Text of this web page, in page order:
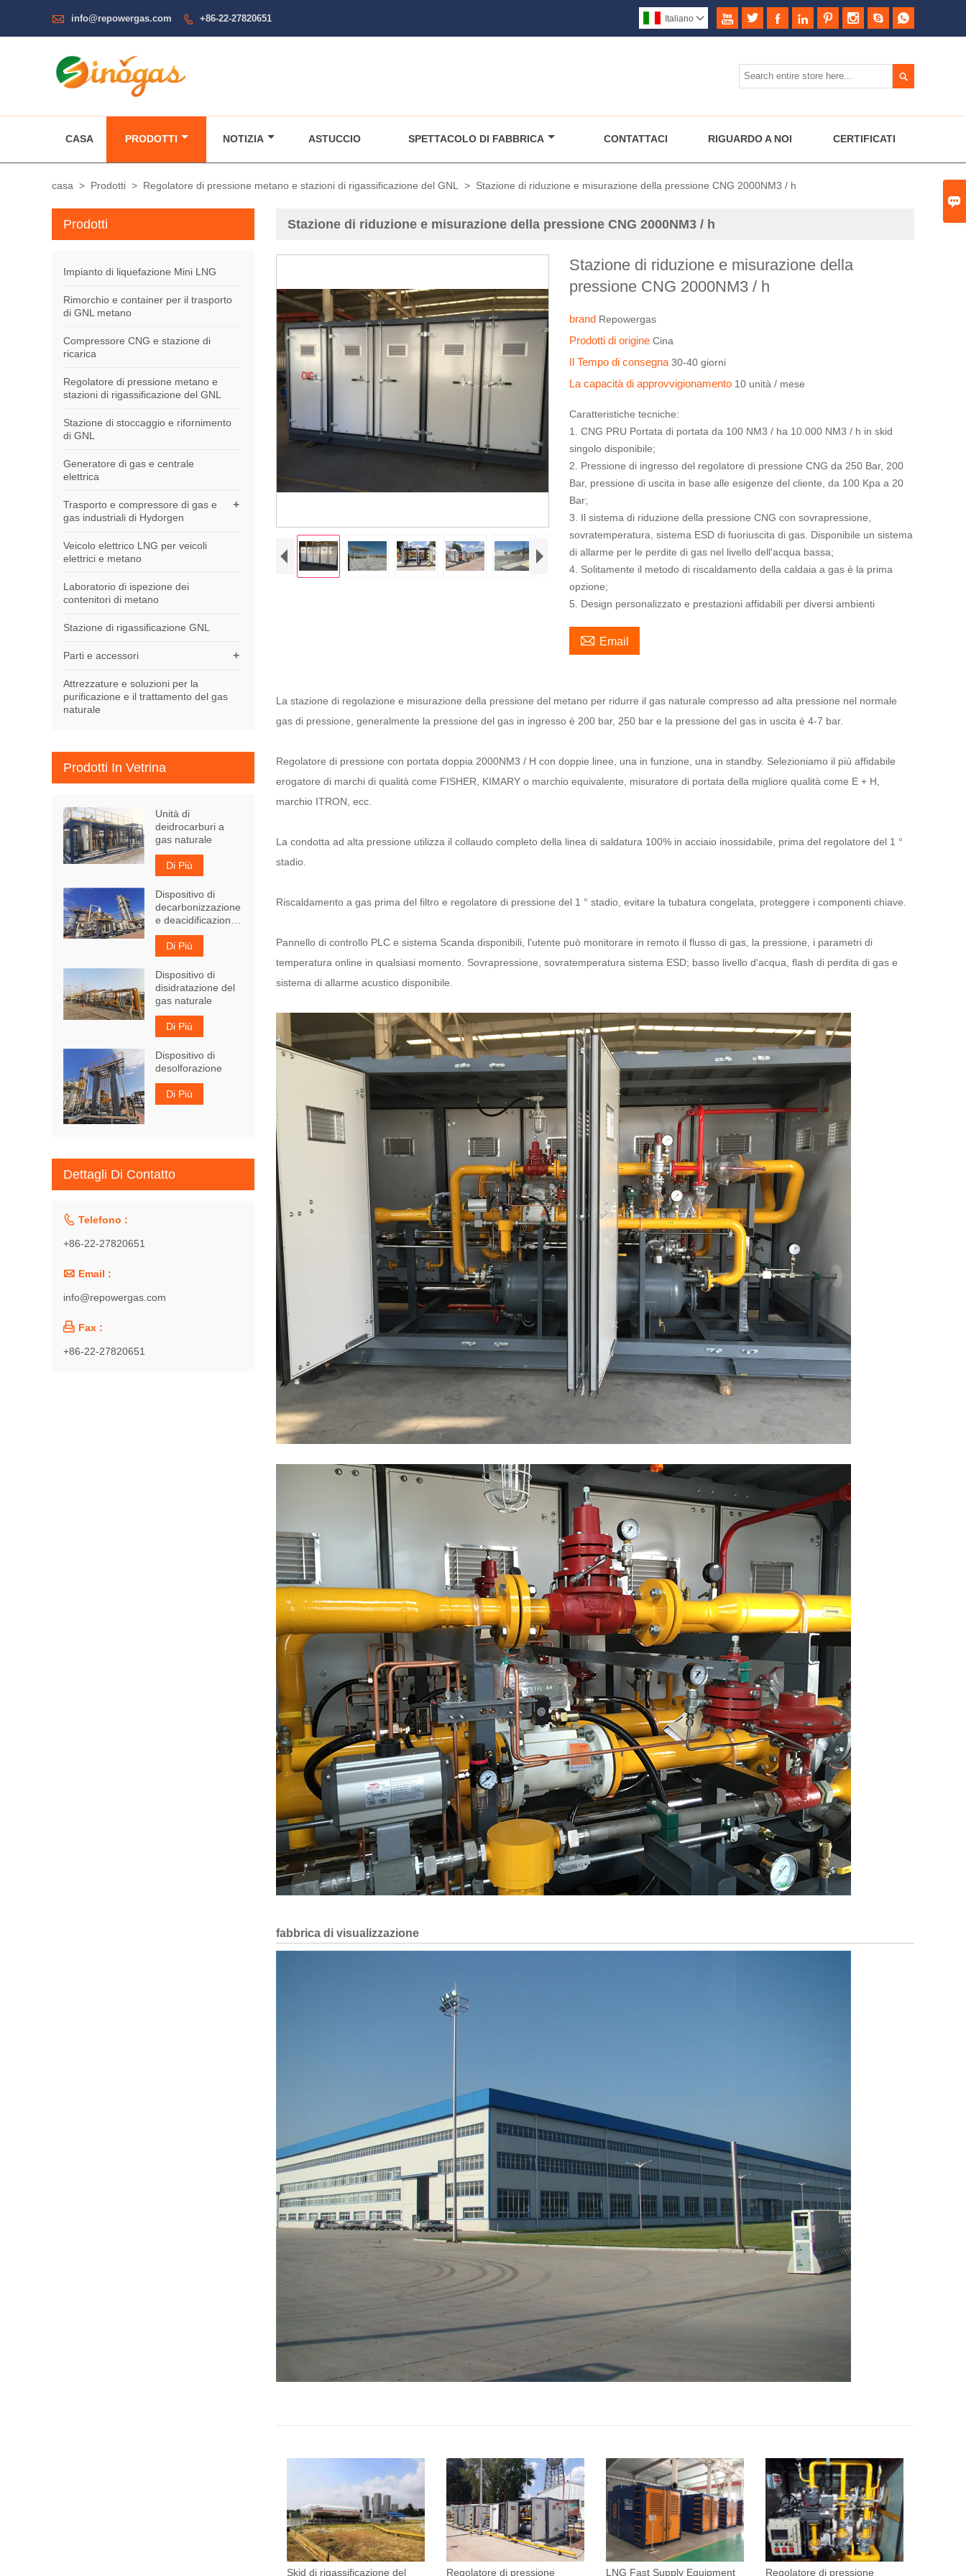

 info@repowergas.com  +86-22-27820651        
Italiano 

CASA PRODOTTI NOTIZIA ASTUCCIO SPETTACOLO DI FABBRICA CONTATTACI RIGUARDO A NOI CERTIFICATI
casa > Prodotti > Regolatore di pressione metano e stazioni di rigassificazione del GNL > Stazione di riduzione e misurazione della pressione CNG 2000NM3 / h
Stazione di riduzione e misurazione della pressione CNG 2000NM3 / h
Stazione di riduzione e misurazione della
pressione CNG 2000NM3 / h
brand Repowergas
Prodotti di origineCina
Il Tempo di consegna30-40 giorni
La capacità di approvvigionamento 10 unità / mese
Caratteristiche tecniche:
1. CNG PRU Portata di portata da 100 NM3 / ha 10.000 NM3 / h in skid
singolo disponibile;
2. Pressione di ingresso del regolatore di pressione CNG da 250 Bar, 200
Bar, pressione di uscita in base alle esigenze del cliente, da 100 Kpa a 20
Bar;
3. Il sistema di riduzione della pressione CNG con sovrapressione,
sovratemperatura, sistema ESD di fuoriuscita di gas. Disponibile un sistema
di allarme per le perdite di gas nel livello dell'acqua bassa;
4. Solitamente il metodo di riscaldamento della caldaia a gas è la prima
opzione;
5. Design personalizzato e prestazioni affidabili per diversi ambienti
 Email
La stazione di regolazione e misurazione della pressione del metano per ridurre il gas naturale compresso ad alta pressione nel normale
gas di pressione, generalmente la pressione del gas in ingresso è 200 bar, 250 bar e la pressione del gas in uscita è 4-7 bar.
Regolatore di pressione con portata doppia 2000NM3 / H con doppie linee, una in funzione, una in standby. Selezioniamo il più affidabile
erogatore di marchi di qualità come FISHER, KIMARY o marchio equivalente, misuratore di portata della migliore qualità come E + H,
marchio ITRON, ecc.
La condotta ad alta pressione utilizza il collaudo completo della linea di saldatura 100% in acciaio inossidabile, prima del regolatore del 1 °
stadio.
Riscaldamento a gas prima del filtro e regolatore di pressione del 1 ° stadio, evitare la tubatura congelata, proteggere i componenti chiave.
Pannello di controllo PLC e sistema Scanda disponibili, l'utente può monitorare in remoto il flusso di gas, la pressione, i parametri di
temperatura online in qualsiasi momento. Sovrapressione, sovratemperatura sistema ESD; basso livello d'acqua, flash di perdita di gas e
sistema di allarme acustico disponibile.
fabbrica di visualizzazione
Skid di rigassificazione del Regolatore di pressione LNG Fast Supply Equipment Regolatore di pressione
Prodotti
Impianto di liquefazione Mini LNG
Rimorchio e container per il trasporto
di GNL metano
Compressore CNG e stazione di
ricarica
Regolatore di pressione metano e
stazioni di rigassificazione del GNL
Stazione di stoccaggio e rifornimento
di GNL
Generatore di gas e centrale
elettrica
+
Trasporto e compressore di gas e
gas industriali di Hydorgen
Veicolo elettrico LNG per veicoli
elettrici e metano
Laboratorio di ispezione dei
contenitori di metano
Stazione di rigassificazione GNL
+
Parti e accessori
Attrezzature e soluzioni per la
purificazione e il trattamento del gas
naturale
Prodotti In Vetrina
Unità di
deidrocarburi a
gas naturale
Di Più
Dispositivo di
decarbonizzazione
e deacidificazione
del gas naturale
Di Più
Dispositivo di
disidratazione del
gas naturale
Di Più
Dispositivo di
desolforazione
Di Più
Dettagli Di Contatto
 Telefono :
+86-22-27820651
 Email :
info@repowergas.com
 Fax :
+86-22-27820651